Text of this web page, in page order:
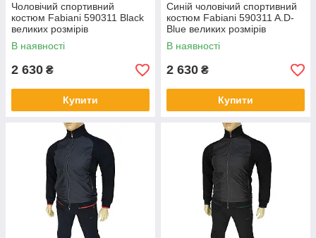
Чоловічий спортивний
костюм Fabiani 590311 Black
великих розмірів
В наявності
2 630 ₴
Купити
Синій чоловічий спортивний
костюм Fabiani 590311 A.D-
Blue великих розмірів
В наявності
2 630 ₴
Купити